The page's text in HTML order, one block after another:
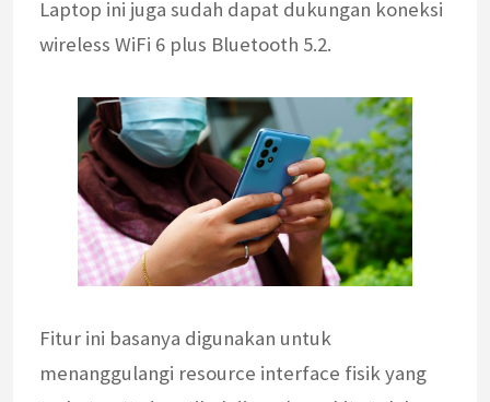
Laptop ini juga sudah dapat dukungan koneksi
wireless WiFi 6 plus Bluetooth 5.2.
Fitur ini basanya digunakan untuk
menanggulangi resource interface fisik yang